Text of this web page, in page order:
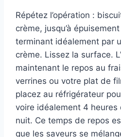
Répétez l’opération :
crème, jusqu’à
terminant idéalement par
crème. Lissez la surface.
maintenant le repos au
verrines ou votre plat de
placez au réfrigérateur
voire idéalement 4 heures
nuit. Ce temps de repos
que les saveurs se